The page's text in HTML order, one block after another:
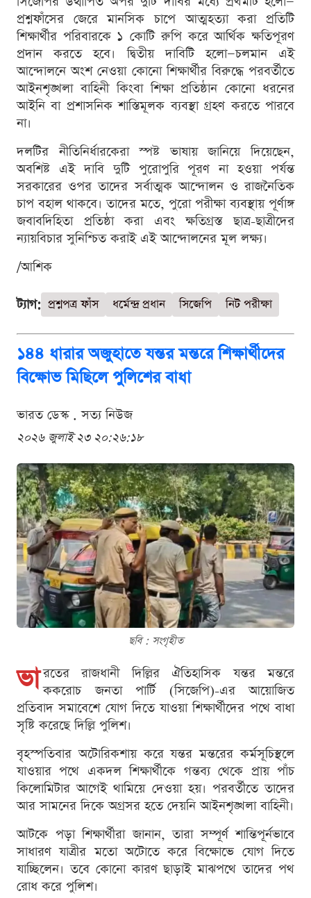
প্রশ্নফাঁসের জেরে মানসিক চাপে আত্মহত্যা করা প্রতিটি
শিক্ষার্থীর পরিবারকে ১ কোটি রুপি করে আর্থিক ক্ষতিপূরণ
প্রদান করতে হবে। দ্বিতীয় দাবিটি হলো—চলমান এই
আন্দোলনে অংশ নেওয়া কোনো শিক্ষার্থীর বিরুদ্ধে পরবর্তীতে
আইনশৃঙ্খলা বাহিনী কিংবা শিক্ষা প্রতিষ্ঠান কোনো ধরনের
আইনি বা প্রশাসনিক শাস্তিমূলক ব্যবস্থা গ্রহণ করতে পারবে
না।
দলটির নীতিনির্ধারকেরা স্পষ্ট ভাষায় জানিয়ে দিয়েছেন,
অবশিষ্ট এই দাবি দুটি পুরোপুরি পূরণ না হওয়া পর্যন্ত
সরকারের ওপর তাদের সর্বাত্মক আন্দোলন ও রাজনৈতিক
চাপ বহাল থাকবে। তাদের মতে, পুরো পরীক্ষা ব্যবস্থায় পূর্ণাঙ্গ
জবাবদিহিতা প্রতিষ্ঠা করা এবং ক্ষতিগ্রস্ত ছাত্র-ছাত্রীদের
ন্যায়বিচার সুনিশ্চিত করাই এই আন্দোলনের মূল লক্ষ্য।
/আশিক
ট্যাগ: প্রশ্নপত্র ফাঁস ধর্মেন্দ্র প্রধান সিজেপি নিট পরীক্ষা
১৪৪ ধারার অজুহাতে যন্তর মন্তরে শিক্ষার্থীদের
বিক্ষোভ মিছিলে পুলিশের বাধা
ভারত ডেস্ক . সত্য নিউজ
২০২৬ জুলাই ২৩ ২০:২৬:১৮
ছবি : সংগৃহীত
ভা রতের রাজধানী দিল্লির ঐতিহাসিক যন্তর মন্তরে
ককরোচ জনতা পার্টি (সিজেপি)-এর আয়োজিত
প্রতিবাদ সমাবেশে যোগ দিতে যাওয়া শিক্ষার্থীদের পথে বাধা
সৃষ্টি করেছে দিল্লি পুলিশ।
বৃহস্পতিবার অটোরিকশায় করে যন্তর মন্তরের কর্মসূচিস্থলে
যাওয়ার পথে একদল শিক্ষার্থীকে গন্তব্য থেকে প্রায় পাঁচ
কিলোমিটার আগেই থামিয়ে দেওয়া হয়। পরবর্তীতে তাদের
আর সামনের দিকে অগ্রসর হতে দেয়নি আইনশৃঙ্খলা বাহিনী।
আটকে পড়া শিক্ষার্থীরা জানান, তারা সম্পূর্ণ শান্তিপূর্নভাবে
সাধারণ যাত্রীর মতো অটোতে করে বিক্ষোভে যোগ দিতে
যাচ্ছিলেন। তবে কোনো কারণ ছাড়াই মাঝপথে তাদের পথ
রোধ করে পুলিশ।